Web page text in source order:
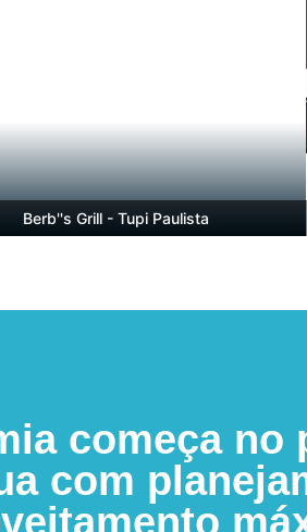
Berb''s Grill - Tupi Paulista
começa no
com